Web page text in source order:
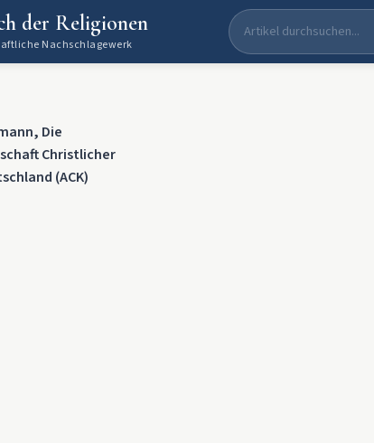
der Religionen
Nachschlagewerk
Die
Christlicher
(ACK)